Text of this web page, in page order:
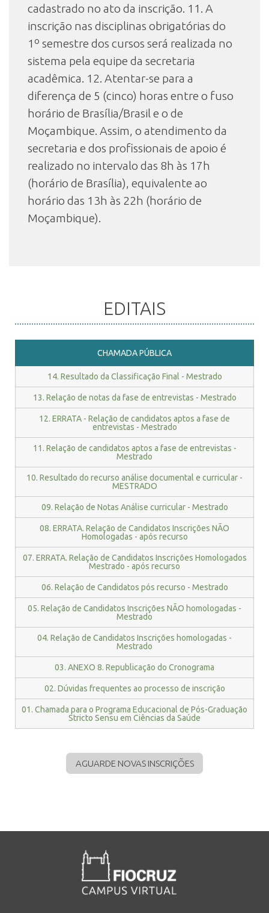
cadastrado no ato da inscrição. 11. A
inscrição nas disciplinas obrigatórias do
1º semestre dos cursos será realizada no
sistema pela equipe da secretaria
acadêmica. 12. Atentar-se para a
diferença de 5 (cinco) horas entre o fuso
horário de Brasília/Brasil e o de
Moçambique. Assim, o atendimento da
secretaria e dos profissionais de apoio é
realizado no intervalo das 8h às 17h
(horário de Brasília), equivalente ao
horário das 13h às 22h (horário de
Moçambique).
EDITAIS
CHAMADA PÚBLICA
14. Resultado da Classificação Final - Mestrado
13. Relação de notas da fase de entrevistas - Mestrado
12. ERRATA - Relação de candidatos aptos a fase de
entrevistas - Mestrado
11. Relação de candidatos aptos a fase de entrevistas -
Mestrado
10. Resultado do recurso análise documental e curricular -
MESTRADO
09. Relação de Notas Análise curricular - Mestrado
08. ERRATA. Relação de Candidatos Inscrições NÃO
Homologadas - após recurso
07. ERRATA. Relação de Candidatos Inscrições Homologados
Mestrado - após recurso
06. Relação de Candidatos pós recurso - Mestrado
05. Relação de Candidatos Inscrições NÃO homologadas -
Mestrado
04. Relação de Candidatos Inscrições homologadas -
Mestrado
03. ANEXO 8. Republicação do Cronograma
02. Dúvidas frequentes ao processo de inscrição
01. Chamada para o Programa Educacional de Pós-Graduação
Stricto Sensu em Ciências da Saúde
AGUARDE NOVAS INSCRIÇÕES